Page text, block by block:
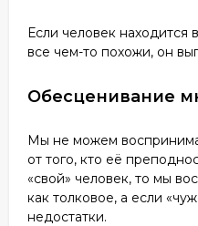
Если человек находится
все чем-то похожи, он
Обесценивание
Мы не можем
от того, кто её
«свой» человек, то мы
как толковое, а если
недостатки.